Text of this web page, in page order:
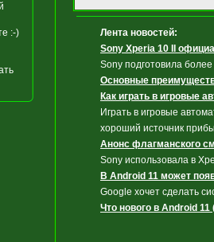
:-)
Лента новостей:
Sony Xperia 10 II
Sony подготовила
Основные
Как играть в игровые
Играть в игровые
хороший источник
Анонс флагманского
Sony использовала в
В Android 11 может
Google хочет сделать
Что нового в Android 11